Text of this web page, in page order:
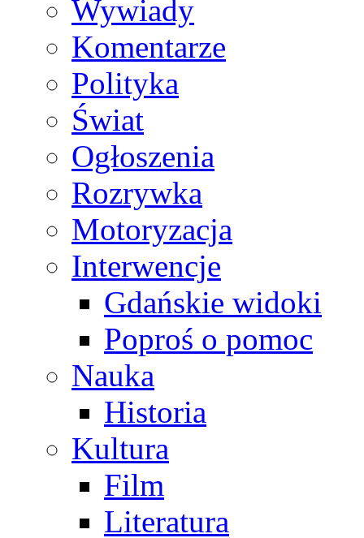
Wywiady
Komentarze
Polityka
Świat
Ogłoszenia
Rozrywka
Motoryzacja
Interwencje
Gdańskie widoki
Poproś o pomoc
Nauka
Historia
Kultura
Film
Literatura